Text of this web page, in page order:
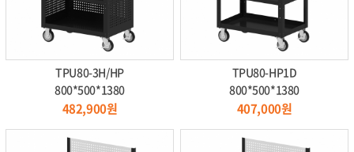
TPU80-3H/HP
800*500*1380
482,900원
TPU80-HP1D
800*500*1380
407,000원